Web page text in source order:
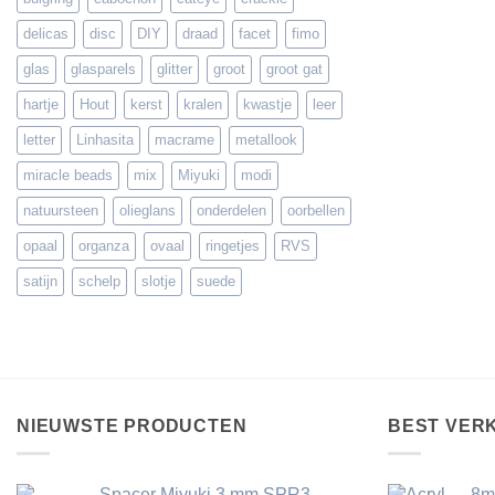
delicas disc DIY draad facet fimo
glas glasparels glitter groot groot gat
hartje Hout kerst kralen kwastje leer
letter Linhasita macrame metallook
miracle beads mix Miyuki modi
natuursteen olieglans onderdelen oorbellen
opaal organza ovaal ringetjes RVS
satijn schelp slotje suede
NIEUWSTE PRODUCTEN BEST